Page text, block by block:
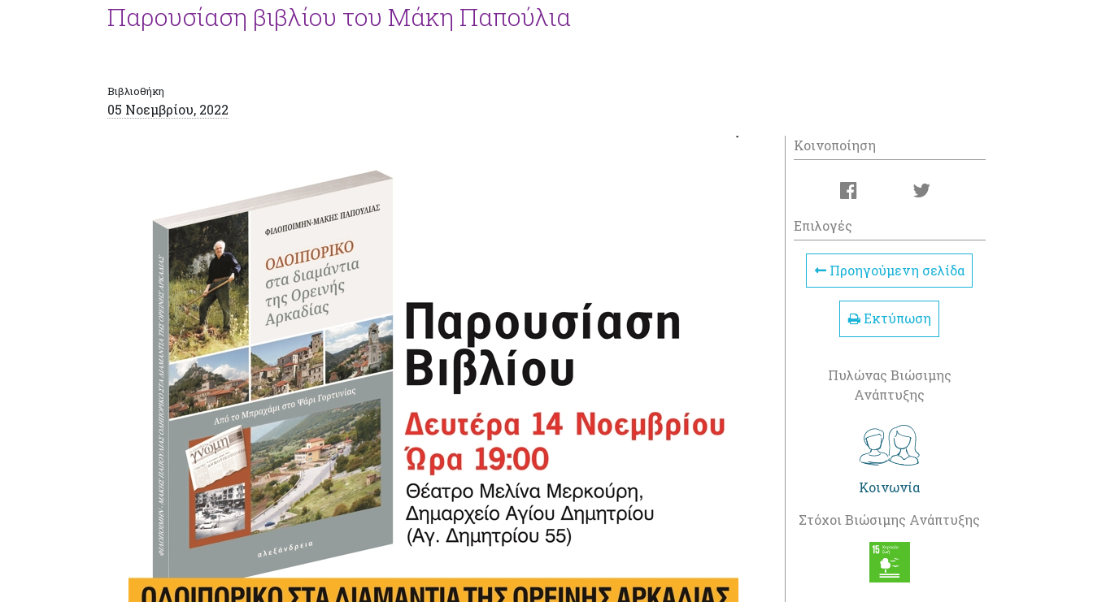
Παρουσίαση βιβλίου του Μάκη Παπούλια
Βιβλιοθήκη
05 Νοεμβρίου, 2022
Κοινοποίηση
Επιλογές
Προηγούμενη σελίδα
Εκτύπωση
Πυλώνας Βιώσιμης
Ανάπτυξης
Κοινωνία
Στόχοι Βιώσιμης Ανάπτυξης